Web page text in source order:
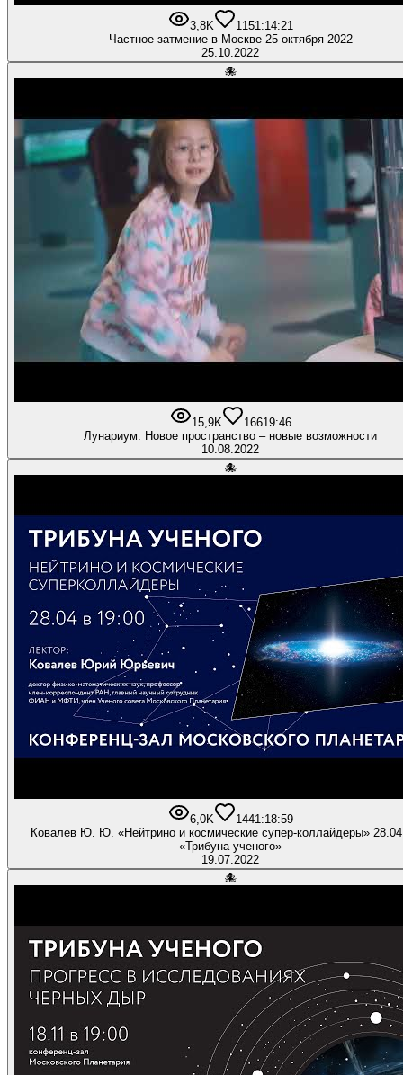
3,8K 1151:14:21
Частное затмение в Москве 25 октября 2022
25.10.2022
🐙
15,9K 16619:46
Лунариум. Новое пространство – новые возможности
10.08.2022
🐙
6,0K 1441:18:59
Ковалев Ю. Ю. «Нейтрино и космические супер-коллайдеры»
«Трибуна ученого»
19.07.2022
🐙